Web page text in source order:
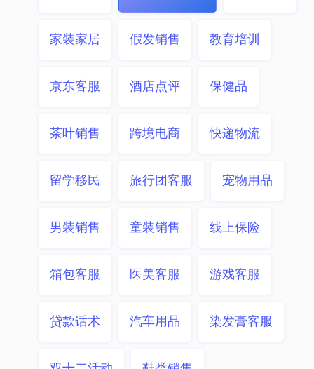
家装家居 假发销售 教育培训
京东客服 酒店点评 保健品
茶叶销售 跨境电商 快递物流
留学移民 旅行团客服 宠物用品
男装销售 童装销售 线上保险
箱包客服 医美客服 游戏客服
贷款话术 汽车用品 染发膏客服